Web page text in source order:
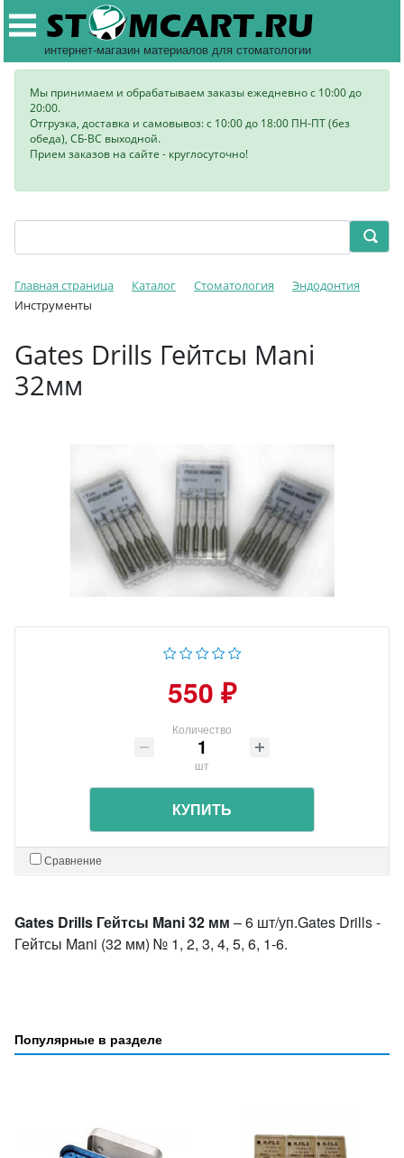
интернет-магазин материалов для стоматологии
Мы принимаем и обрабатываем заказы ежедневно с 10:00 до
20:00.
Отгрузка, доставка и самовывоз: с 10:00 до 18:00 ПН-ПТ (без
обеда), СБ-ВС выходной.
Прием заказов на сайте - круглосуточно!
Главная страница Каталог Стоматология
Эндодонтия
Инструменты
Gates Drills Гейтсы Mani
32мм
550 ₽
Количество
шт
КУПИТЬ
Сравнение
Gates Drills Гейтсы Mani 32 мм – 6 шт/уп.Gates Drills -
Гейтсы Mani (32 мм) № 1, 2, 3, 4, 5, 6, 1-6.
Популярные в разделе